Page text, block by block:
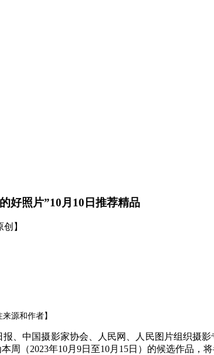
好照片”10月10日推荐精品
】
源和作者】
报、中国摄影家协会、人民网、人民图片组织摄
周（2023年10月9日至10月15日）的候选作品，